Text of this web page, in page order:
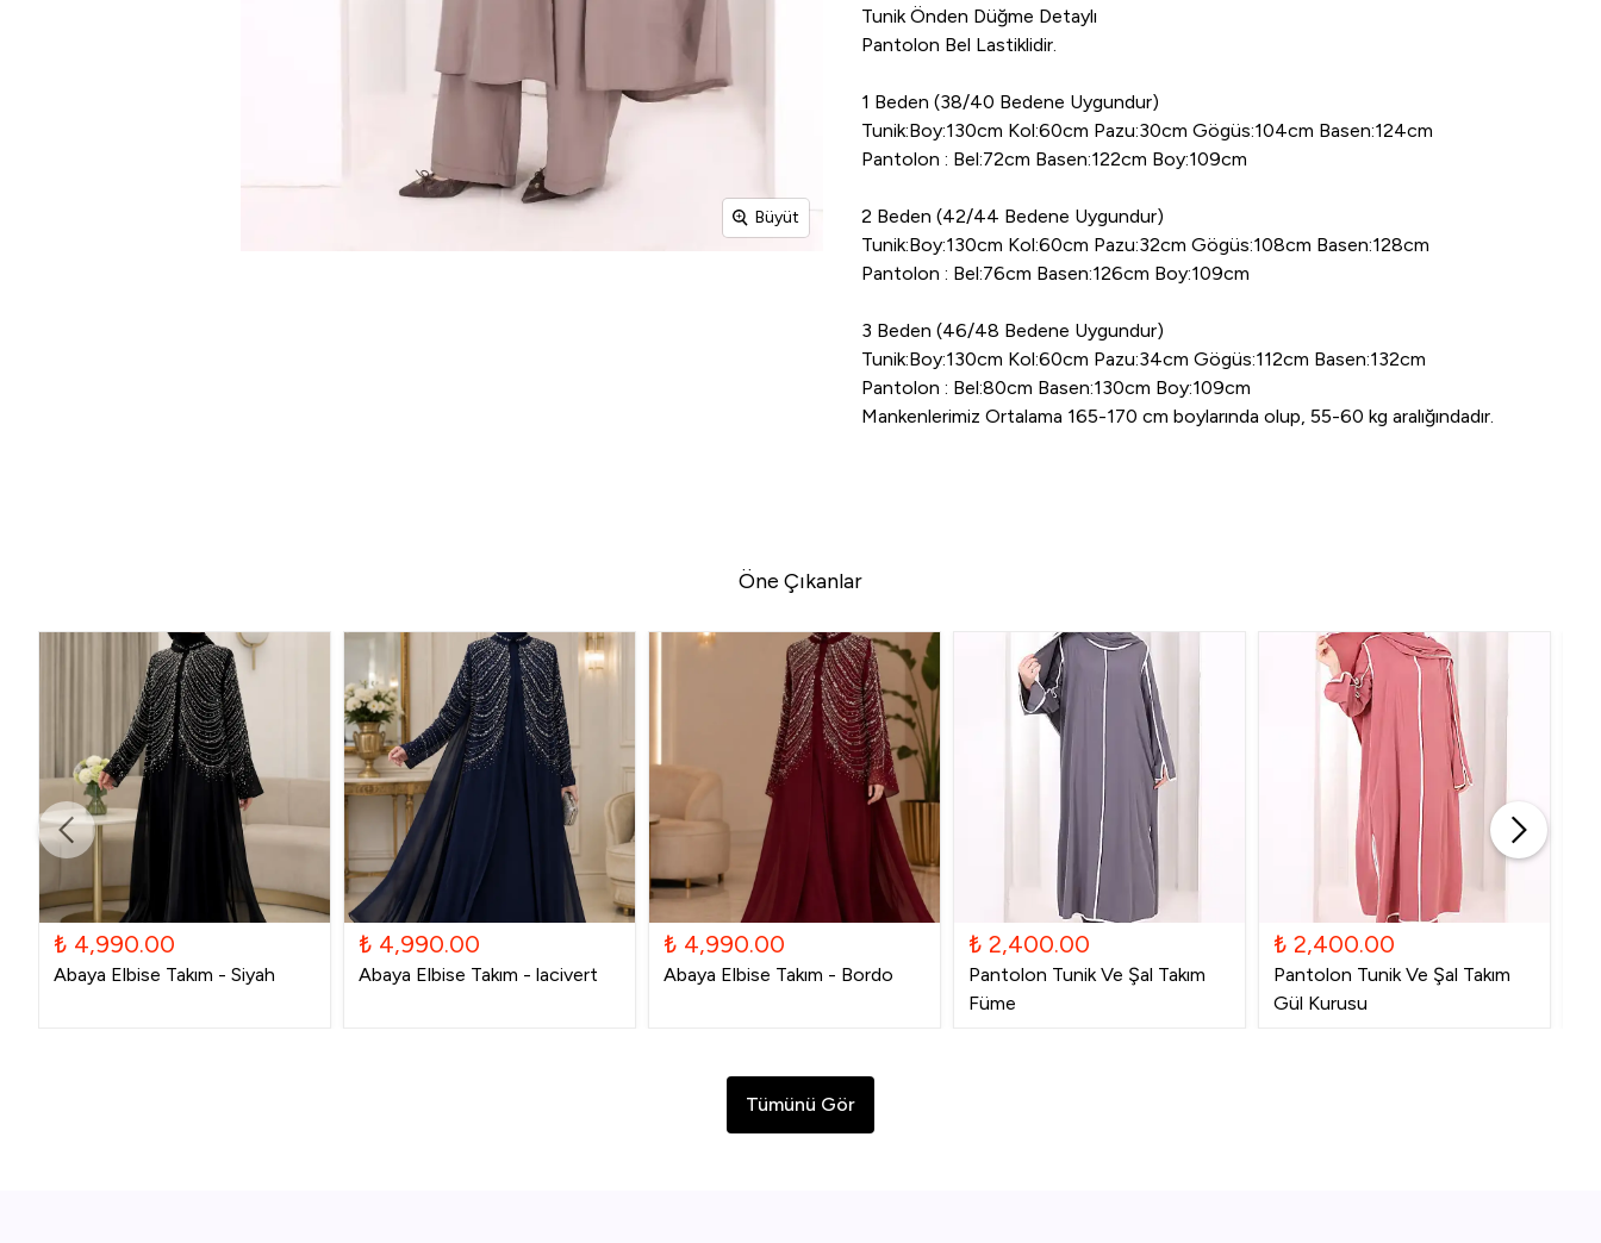
Büyüt
Tunik Önden Düğme Detaylı
Pantolon Bel Lastiklidir.
1 Beden (38/40 Bedene Uygundur)
Tunik:Boy:130cm Kol:60cm Pazu:30cm Gögüs:104cm Basen:124cm
Pantolon : Bel:72cm Basen:122cm Boy:109cm
2 Beden (42/44 Bedene Uygundur)
Tunik:Boy:130cm Kol:60cm Pazu:32cm Gögüs:108cm Basen:128cm
Pantolon : Bel:76cm Basen:126cm Boy:109cm
3 Beden (46/48 Bedene Uygundur)
Tunik:Boy:130cm Kol:60cm Pazu:34cm Gögüs:112cm Basen:132cm
Pantolon : Bel:80cm Basen:130cm Boy:109cm
Mankenlerimiz Ortalama 165-170 cm boylarında olup, 55-60 kg aralığındadır.
Öne Çıkanlar
₺ 4,990.00
Abaya Elbise Takım - Siyah
₺ 4,990.00
Abaya Elbise Takım - lacivert
₺ 4,990.00
Abaya Elbise Takım - Bordo
₺ 2,400.00
Pantolon Tunik Ve Şal Takım
Füme
₺ 2,400.00
Pantolon Tunik Ve Şal Takım
Gül Kurusu
Tümünü Gör